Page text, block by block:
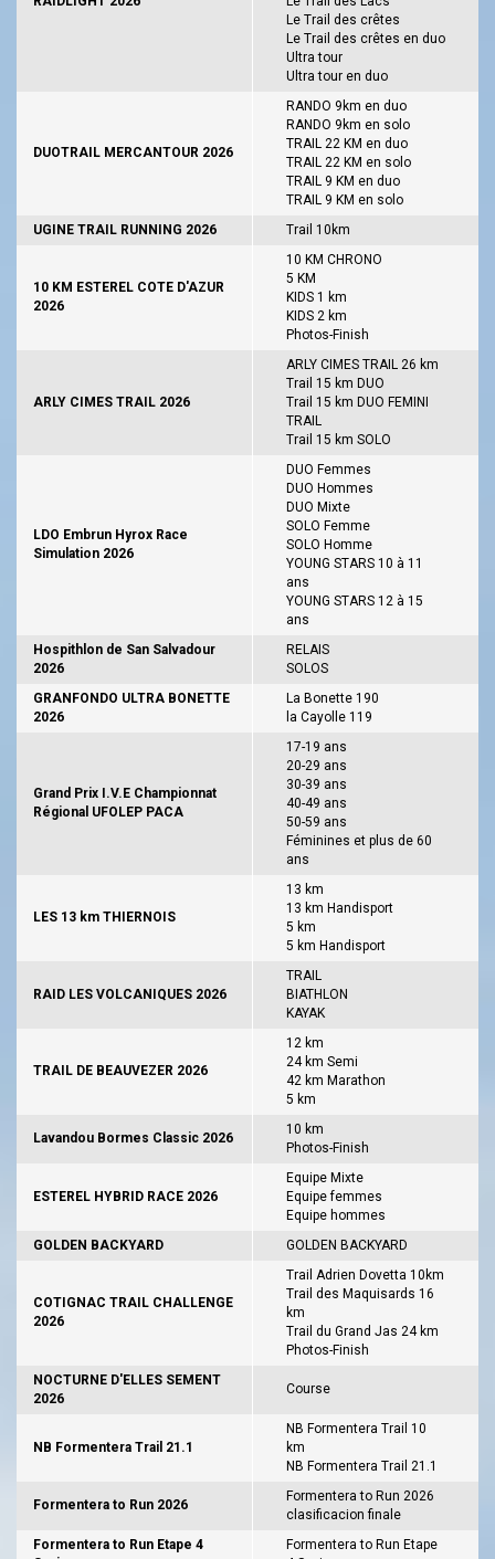
Le Trail des crêtes
Le Trail des crêtes en duo
Ultra tour
Ultra tour en duo
DUOTRAIL MERCANTOUR 2026
RANDO 9km en duo
RANDO 9km en solo
TRAIL 22 KM en duo
TRAIL 22 KM en solo
TRAIL 9 KM en duo
TRAIL 9 KM en solo
UGINE TRAIL RUNNING 2026
Trail 10km
10 KM ESTEREL COTE D'AZUR
2026
10 KM CHRONO
5 KM
KIDS 1 km
KIDS 2 km
Photos-Finish
ARLY CIMES TRAIL 2026
ARLY CIMES TRAIL 26 km
Trail 15 km DUO
Trail 15 km DUO FEMINI
TRAIL
Trail 15 km SOLO
LDO Embrun Hyrox Race
Simulation 2026
DUO Femmes
DUO Hommes
DUO Mixte
SOLO Femme
SOLO Homme
YOUNG STARS 10 à 11
ans
YOUNG STARS 12 à 15
ans
Hospithlon de San Salvadour
2026
RELAIS
SOLOS
GRANFONDO ULTRA BONETTE
2026
La Bonette 190
la Cayolle 119
Grand Prix I.V.E Championnat
Régional UFOLEP PACA
17-19 ans
20-29 ans
30-39 ans
40-49 ans
50-59 ans
Féminines et plus de 60
ans
LES 13 km THIERNOIS
13 km
13 km Handisport
5 km
5 km Handisport
RAID LES VOLCANIQUES 2026
TRAIL
BIATHLON
KAYAK
TRAIL DE BEAUVEZER 2026
12 km
24 km Semi
42 km Marathon
5 km
Lavandou Bormes Classic 2026
10 km
Photos-Finish
ESTEREL HYBRID RACE 2026
Equipe Mixte
Equipe femmes
Equipe hommes
GOLDEN BACKYARD
GOLDEN BACKYARD
COTIGNAC TRAIL CHALLENGE
2026
Trail Adrien Dovetta 10km
Trail des Maquisards 16
km
Trail du Grand Jas 24 km
Photos-Finish
NOCTURNE D'ELLES SEMENT
2026
Course
NB Formentera Trail 21.1
NB Formentera Trail 10
km
NB Formentera Trail 21.1
Formentera to Run 2026
Formentera to Run 2026
clasificacion finale
Formentera to Run Etape 4
Formentera to Run Etape